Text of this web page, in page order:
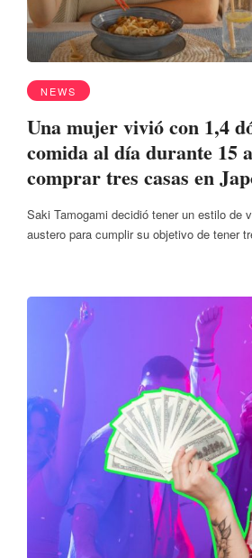
NEWS
Una mujer vivió con 1,4
comida al día durante 15
comprar tres casas en
Saki Tamogami decidió tener un estilo de
austero para cumplir su objetivo de tener